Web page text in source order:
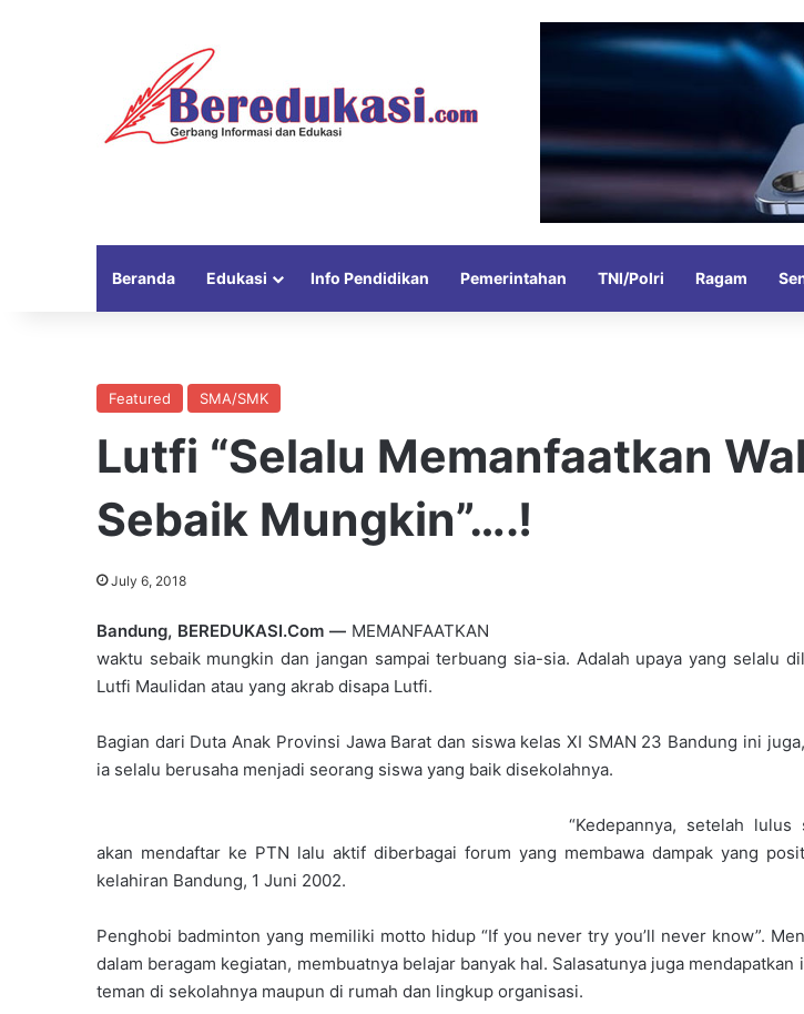
Beranda Edukasi Info Pendidikan Pemerintahan TNI/Polri Ragam
Featured SMA/SMK
Lutfi “Selalu Memanfaatkan
Sebaik Mungkin”….!
July 6, 2018
Bandung, BEREDUKASI.Com — MEMANFAATKAN
waktu sebaik mungkin dan jangan sampai terbuang sia-sia. Adalah upaya yang selalu
Lutfi Maulidan atau yang akrab disapa Lutfi.
Bagian dari Duta Anak Provinsi Jawa Barat dan siswa kelas XI SMAN 23 Bandung ini
ia selalu berusaha menjadi seorang siswa yang baik disekolahnya.
“Kedepannya, setelah
akan mendaftar ke PTN lalu aktif diberbagai forum yang membawa dampak yang
kelahiran Bandung, 1 Juni 2002.
Penghobi badminton yang memiliki motto hidup “If you never try you’ll never know”.
dalam beragam kegiatan, membuatnya belajar banyak hal. Salasatunya juga
teman di sekolahnya maupun di rumah dan lingkup organisasi.